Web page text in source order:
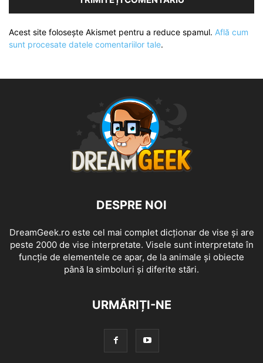
Acest site folosește Akismet pentru a reduce spamul. Află cum
sunt procesate datele comentariilor tale.
DESPRE NOI
DreamGeek.ro este cel mai complet dicționar de vise și are
peste 2000 de vise interpretate. Visele sunt interpretate în
funcție de elementele ce apar, de la animale și obiecte
până la simboluri și diferite stări.
URMĂRIȚI-NE